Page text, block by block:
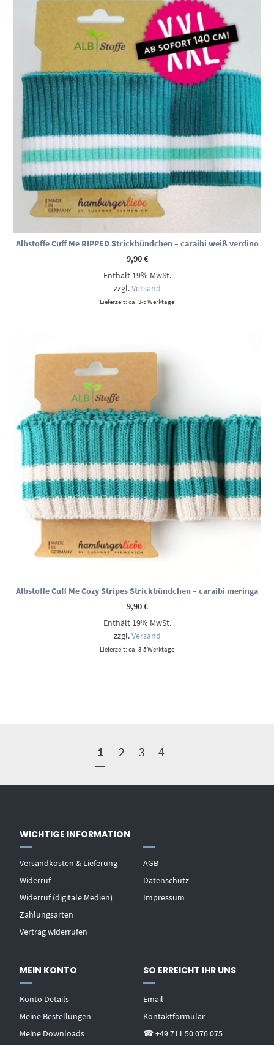
Albstoffe Cuff Me RIPPED Strickbündchen – caraibi weiß verdino
9,90€
Enthält 19% MwSt.
zzgl.Versand
Lieferzeit: ca. 3-5 Werktage
Albstoffe Cuff Me Cozy Stripes Strickbündchen – caraibi meringa
9,90€
Enthält 19% MwSt.
zzgl.Versand
Lieferzeit: ca. 3-5 Werktage
1 2 3 4
WICHTIGE INFORMATION
Versandkosten & Lieferung
Widerruf
Widerruf (digitale Medien)
Zahlungsarten
Vertrag widerrufen
AGB
Datenschutz
Impressum
MEIN KONTO
Konto Details
Meine Bestellungen
Meine Downloads
SO ERREICHT IHR UNS
Email
Kontaktformular
☎ +49 711 50 076 075